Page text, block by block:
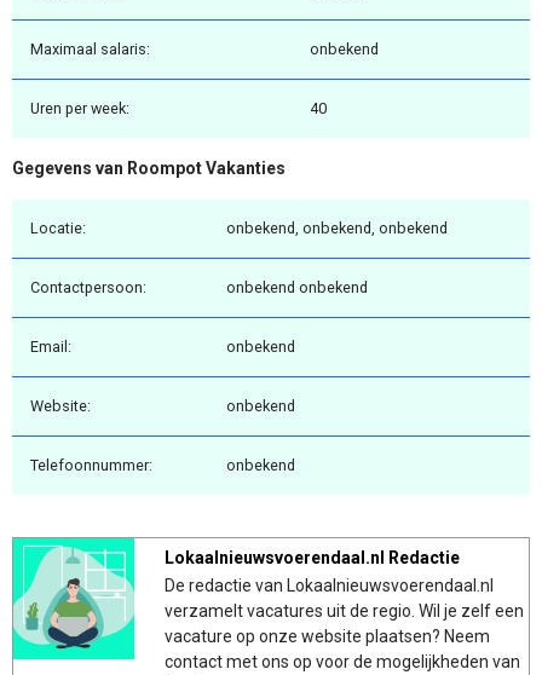
Maximaal salaris: onbekend
Uren per week: 40
Gegevens van Roompot Vakanties
Locatie: onbekend, onbekend, onbekend
Contactpersoon: onbekend onbekend
Email: onbekend
Website: onbekend
Telefoonnummer: onbekend
Lokaalnieuwsvoerendaal.nl Redactie
De redactie van Lokaalnieuwsvoerendaal.nl
verzamelt vacatures uit de regio. Wil je zelf een
vacature op onze website plaatsen? Neem
contact met ons op voor de mogelijkheden van